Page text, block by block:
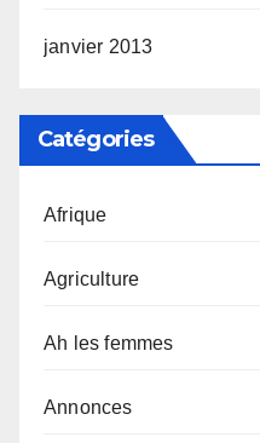
janvier 2013
Catégories
Afrique
Agriculture
Ah les femmes
Annonces